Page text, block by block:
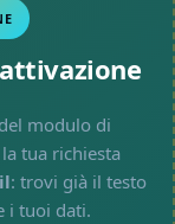
modulo di
tua richiesta
: trovi già il testo
i tuoi dati.